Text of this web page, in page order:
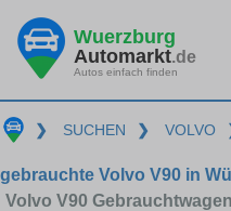
Wuerzburg
Automarkt.de
Autos einfach finden
❯ SUCHEN ❯ VOLVO
gebrauchte Volvo V90 in
Volvo V90